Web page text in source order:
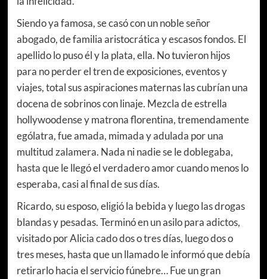
Siendo ya famosa, se casó con un noble señor
abogado, de familia aristocrática y escasos fondos. El
apellido lo puso él y la plata, ella. No tuvieron hijos
para no perder el tren de exposiciones, eventos y
viajes, total sus aspiraciones maternas las cubrían una
docena de sobrinos con linaje. Mezcla de estrella
hollywoodense y matrona florentina, tremendamente
ególatra, fue amada, mimada y adulada por una
multitud zalamera. Nada ni nadie se le doblegaba,
hasta que le llegó el verdadero amor cuando menos lo
esperaba, casi al final de sus días.
Ricardo, su esposo, eligió la bebida y luego las drogas
blandas y pesadas. Terminó en un asilo para adictos,
visitado por Alicia cado dos o tres días, luego dos o
tres meses, hasta que un llamado le informó que debía
retirarlo hacia el servicio fúnebre… Fue un gran